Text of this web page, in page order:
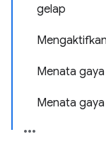
gelap
Menata
Menata gaya